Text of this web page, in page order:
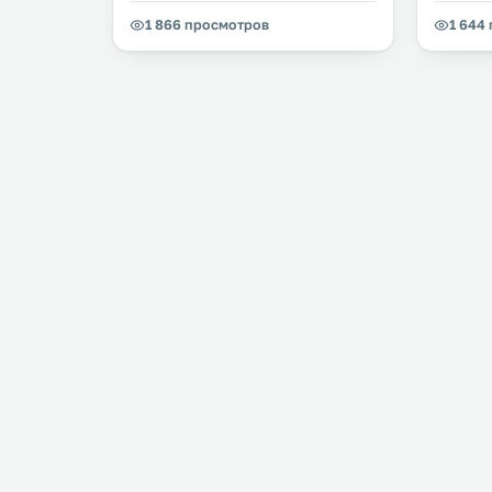
1 866 просмотров 1 644